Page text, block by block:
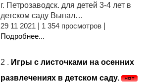
г. Петрозаводск. для детей 3-4 лет в
детском саду Выпал…
29 11 2021
1 354 просмотров
Подробнее...
2 . Игры с листочками на осенних
развлечениях в детском саду.